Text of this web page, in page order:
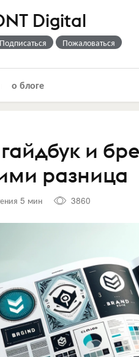
Digital
Подписаться Пожаловаться
о блоге
и
разница
5 мин 3860